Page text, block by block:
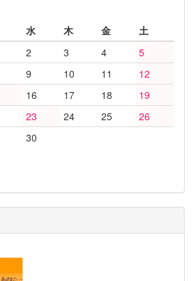
水 木 金
土
2 3 4
5
9 10 11
12
16 17 18
19
23 24 25
26
30